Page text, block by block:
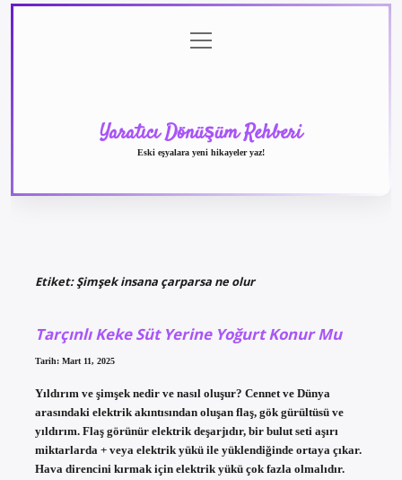
menüyü
aç
Yaratıcı Dönüşüm Rehberi
Eski eşyalara yeni hikayeler yaz!
Etiket:Şimşek insana çarparsa ne olur
Tarçınlı Keke Süt Yerine Yoğurt Konur Mu
Tarih: Mart 11, 2025
Yıldırım ve şimşek nedir ve nasıl oluşur? Cennet ve Dünya
arasındaki elektrik akıntısından oluşan flaş, gök gürültüsü ve
yıldırım. Flaş görünür elektrik deşarjıdır, bir bulut seti aşırı
miktarlarda + veya elektrik yükü ile yüklendiğinde ortaya çıkar.
Hava direncini kırmak için elektrik yükü çok fazla olmalıdır.